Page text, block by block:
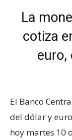
La
cotiza
euro,
El Banco
del dólar y
hoy martes 10